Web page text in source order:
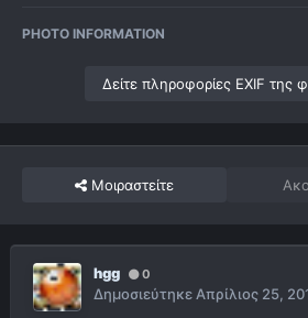
PHOTO INFORMATION
Δείτε πληροφορίες EXIF της
Μοιραστείτε
hgg 0
ΔημοσιεύτηκεΑπρίλιος 25,